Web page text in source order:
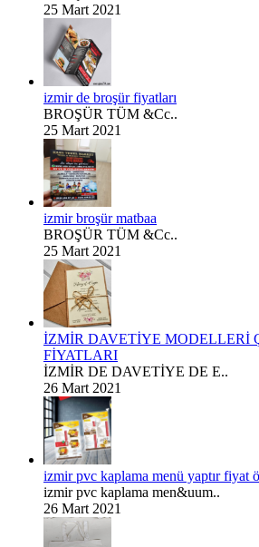
25 Mart 2021
izmir de broşür fiyatları
BROŞÜR TÜM &Cc..
25 Mart 2021
izmir broşür matbaa
BROŞÜR TÜM &Cc..
25 Mart 2021
İZMİR DAVETİYE MODELLERİ
FİYATLARI
İZMİR DE DAVETİYE DE E..
26 Mart 2021
izmir pvc kaplama menü yaptır fiyat
izmir pvc kaplama men&uum..
26 Mart 2021